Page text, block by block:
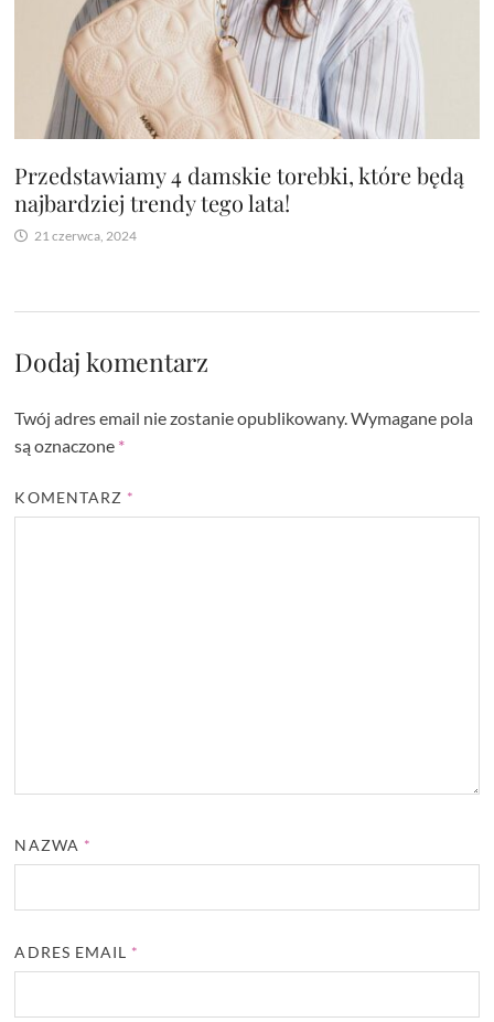
Przedstawiamy 4 damskie torebki, które będą
najbardziej trendy tego lata!
21 czerwca, 2024
Dodaj komentarz
Twój adres email nie zostanie opublikowany.Wymagane pola
są oznaczone *
KOMENTARZ *
NAZWA *
ADRES EMAIL *